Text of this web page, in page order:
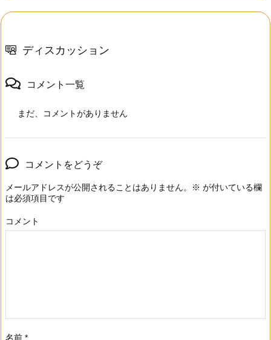
ディスカッション
コメント一覧
まだ、コメントがありません
コメントをどうぞ
メールアドレスが公開されることはありません。 ※ が付いている欄
は必須項目です
コメント
名前 *